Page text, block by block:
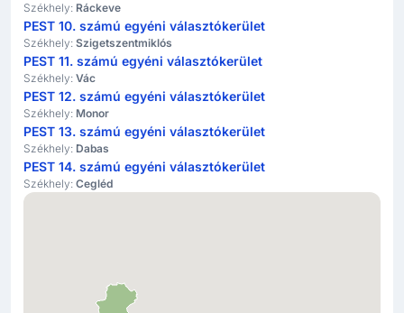
Székhely: Ráckeve
PEST 10. számú egyéni választókerület
Székhely: Szigetszentmiklós
PEST 11. számú egyéni választókerület
Székhely: Vác
PEST 12. számú egyéni választókerület
Székhely: Monor
PEST 13. számú egyéni választókerület
Székhely: Dabas
PEST 14. számú egyéni választókerület
Székhely: Cegléd